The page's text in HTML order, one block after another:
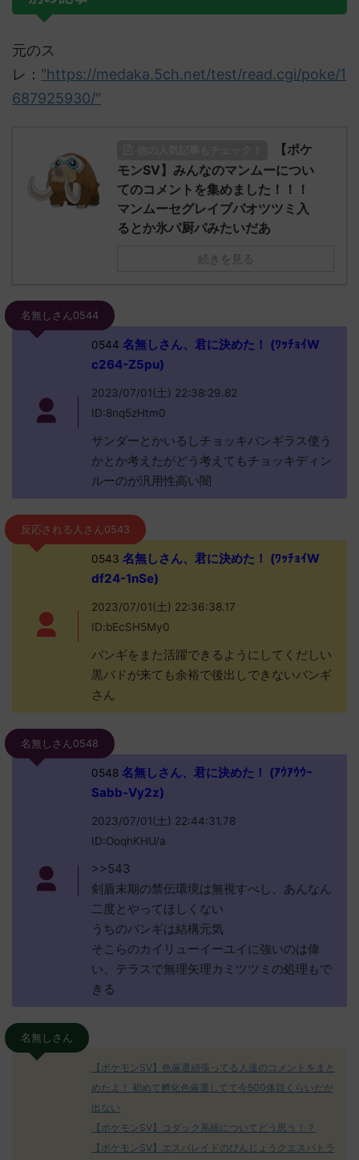
元のス
レ： "https://medaka.5ch.net/test/read.cgi/poke/1
687925930/"
【ポケ
モンSV】みんなのマンムーについ
てのコメントを集めました！！！
マンムーセグレイブパオツツミ入
るとか氷パ厨パみたいだあ
続きを見る
名無しさん0544
0544 名無しさん、君に決めた！ (ﾜｯﾁｮｲW
c264-Z5pu)
2023/07/01(土) 22:38:29.82
ID:8nq5zHtm0
サンダーとかいるしチョッキバンギラス使う
かとか考えたがどう考えてもチョッキディン
ルーのが汎用性高い闇
反応される人さん0543
0543 名無しさん、君に決めた！ (ﾜｯﾁｮｲW
df24-1nSe)
2023/07/01(土) 22:36:38.17
ID:bEcSH5My0
バンギをまた活躍できるようにしてくだしい
黒バドが来ても余裕で後出しできないバンギ
さん
名無しさん0548
0548名無しさん、君に決めた！ (ｱｳｱｳｳｰ
Sabb-Vy2z)
2023/07/01(土) 22:44:31.78
ID:OoqhKHU/a
>>543
剣盾末期の禁伝環境は無視すべし、あんなん
二度とやってほしくない
うちのバンギは結構元気
そこらのカイリューイーユイに強いのは偉
い、テラスで無理矢理カミツツミの処理もで
きる
名無しさん
【ポケモンSV】色厳選頑張ってる人達のコメントをまと
めたよ！ 初めて孵化色厳選してて今500体目くらいだが
出ない
【ポケモンSV】コダック系統についてどう思う！？
【ポケモンSV】エスバレイドのびんじょうクエスパトラ